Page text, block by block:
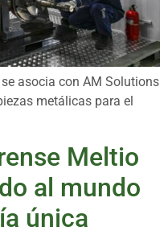
asocia con AM Solutions
metálicas para el
Meltio
al mundo
única